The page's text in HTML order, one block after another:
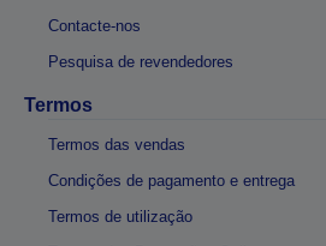
Contacte-nos
Pesquisa de revendedores
Termos
Termos das vendas
Condições de pagamento e entrega
Termos de utilização